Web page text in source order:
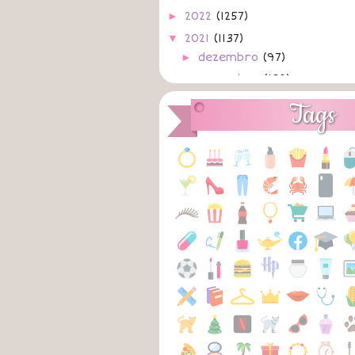
► 2022 (1257)
▼ 2021 (1137)
► dezembro (97)
novembro (102)
►outubro(98)
►
(93)
► julho (86)
► junho (101)
► maio (104)
► abril (80)
► março(88)
▼ fevereiro (79)
A 28/02/2021
A Importa
A 27/02/2021
Tags